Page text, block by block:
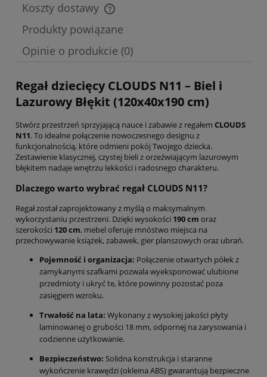
Koszty dostawy
Cena nie zawiera ewentualnych kosztów płatności
Produkty powiązane
Opinie o produkcie (0)
Regał dziecięcy CLOUDS N11 – Biel i
Lazurowy Błękit (120x40x190 cm)
Stwórz przestrzeń sprzyjającą nauce i zabawie z regałem CLOUDS
N11. To idealne połączenie nowoczesnego designu z
funkcjonalnością, które odmieni pokój Twojego dziecka.
Zestawienie klasycznej, czystej bieli z orzeźwiającym lazurowym
błękitem nadaje wnętrzu lekkości i radosnego charakteru.
Dlaczego warto wybrać regał CLOUDS N11?
Regał został zaprojektowany z myślą o maksymalnym
wykorzystaniu przestrzeni. Dzięki wysokości 190 cm oraz
szerokości 120 cm, mebel oferuje mnóstwo miejsca na
przechowywanie książek, zabawek, gier planszowych oraz ubrań.
Pojemność i organizacja: Połączenie otwartych półek z
zamykanymi szafkami pozwala wyeksponować ulubione
przedmioty i ukryć te, które powinny pozostać poza
zasięgiem wzroku.
Trwałość na lata: Wykonany z wysokiej jakości płyty
laminowanej o grubości 18 mm, odpornej na zarysowania i
codzienne użytkowanie.
Bezpieczeństwo: Solidna konstrukcja i staranne
wykończenie krawędzi (okleina ABS) gwarantują bezpieczne